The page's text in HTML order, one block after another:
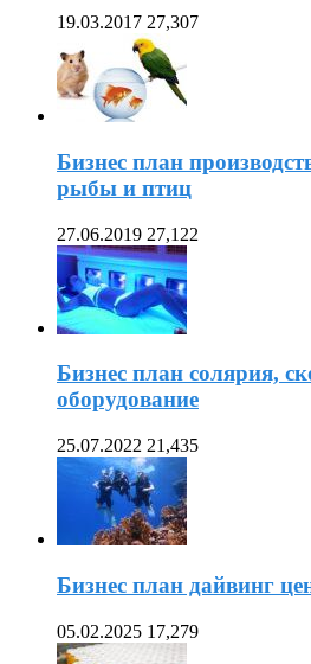
19.03.2017 27,307
Бизнес план
рыбы и птиц
27.06.2019 27,122
Бизнес план солярия,
оборудование
25.07.2022 21,435
Бизнес план дайвинг
05.02.2025 17,279